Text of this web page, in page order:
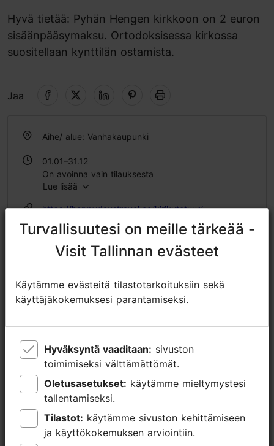
Hyvä tietää: Pyhän Hengen kirkkoon on 2 euron
sisäänpääsymaksu. Ortodoksisessa kirkossa
suositellaan kynttilän ostamista.
Jaa
Aihe/ alue: Vanhakaupunki
01.01–31.12
On avoinna vain tilauksesta
Lue lisää
https://happydaystravel.ee/kirikutetuur/
https://www.facebook.com/HappyDaysTravelTallinn/
age@happydaystravel.ee
+372 520 8899
Lisätietoa
Liikkuminen: Kävellen
Aihe/ alue: Vanhakaupunki
Turvallisuutesi on meille tärkeää -
Visit Tallinnan evästeet
Käytämme evästeitä tilastotarkoituksiin sekä
käyttäjäkokemuksesi parantamiseksi.
Hyväksyntä vaaditaan:
toimimiseksi välttämättömät.
Oletusasetukset:
tallentamiseksi.
Tilastot:
ja käyttökokemuksen arviointiin.
Turvallisuutesi on meille tärkeää -
Visit Tallinnan evästeet
Käytämme evästeitä tilastotarkoituksiin sekä
käyttäjäkokemuksesi parantamiseksi.
Hyväksyntä vaaditaan:
toimimiseksi välttämättömät.
Oletusasetukset:
tallentamiseksi.
Tilastot:
ja käyttökokemuksen arviointiin.